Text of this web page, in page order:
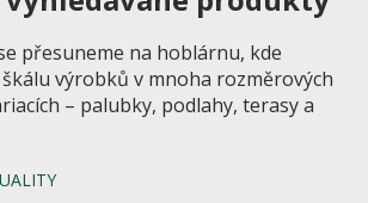
přesuneme na hoblárnu, kde
výrobků v mnoha rozměrových
– palubky, podlahy, terasy a